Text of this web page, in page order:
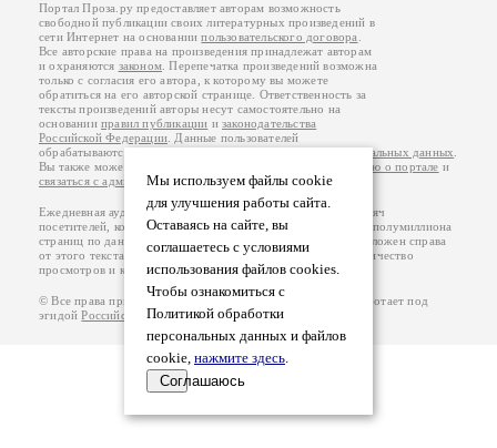
Мы используем файлы cookie
для улучшения работы сайта.
Оставаясь на сайте, вы
соглашаетесь с условиями
использования файлов cookies.
Чтобы ознакомиться с
Политикой обработки
персональных данных и файлов
cookie, нажмите здесь.
Соглашаюсь
Портал Проза.ру предоставляет авторам возможность
свободной публикации своих литературных произведений в
сети Интернет на основаниипользовательского договора
Все авторские права на произведения принадлежат авторам
и охраняются законом . Перепечатка произведений возможна
только с согласия его автора, к которому вы можете
обратиться на его авторской странице. Ответственность за
тексты произведений авторы несут самостоятельно на
основанииправил публикации изаконодательства
Российской Федерации . Данные пользователей
обрабатываются на основании
Политики обработки персональных данных
Вы также можете посмотреть более подробную
информацию о портале и
связаться с администрацией.
Ежедневная аудитория портала Проза.ру – порядка 100 тысяч
посетителей, которые в общей сумме просматривают более полумиллиона
страниц по данным счетчика посещаемости, который расположен справа
от этого текста. В каждой графе указано по две цифры: количество
просмотров и количество посетителей.
© Все права принадлежат авторам, 2000-2026. Портал работает под
эгидойРоссийского союза писателей.18+